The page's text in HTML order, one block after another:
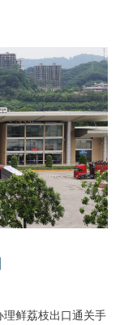
理鲜荔枝出口通关手